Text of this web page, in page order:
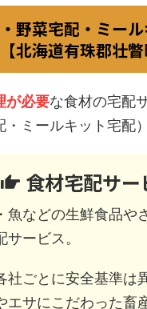
野菜宅配・ミー
北海道有珠郡壮瞥
が必要な食材の宅配
ミールキット宅配
食材宅配サー
魚などの生鮮食品や
ービス。
社ごとに安全基準は
エサにこだわった畜